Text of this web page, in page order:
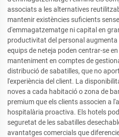
associats a les alternatives
mantenir existències suficients
d'emmagatzematge ni capital en
productivitat del personal
equips de neteja poden centrar-se
manteniment en comptes de
distribució de sabatilles, que no
l'experiència del client. La
noves a cada habitació o zona de
premium que els clients associen a
hospitalària proactiva. Els hotels
seguretat de les sabatilles
avantatges comercials que